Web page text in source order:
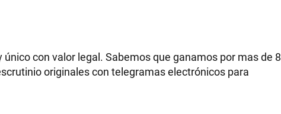
con valor legal. Sabemos que ganamos por mas de 8
originales con telegramas electrónicos para